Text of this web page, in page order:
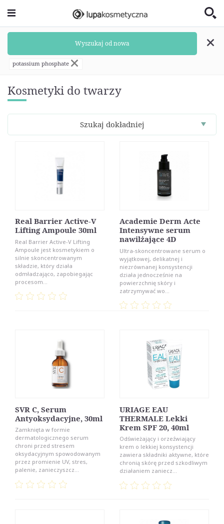
Kosmetyki do twarzy
Wyszukaj od nowa
potassium phosphate
Szukaj dokładniej
Real Barrier Active-V
Lifting Ampoule 30ml
Real Barrier Active-V Lifting
Ampoule jest kosmetykiem o
silnie skoncentrowanym
składzie, który działa
odmładzająco, zapobiegając
procesom...
Academie Derm Acte
Intensywne serum
nawilżające 4D
Ultra-skoncentrowane serum o
wyjątkowej, delikatnej i
niezrównanej konsystencji
działa jednocześnie na
powierzchnię skóry i
zatrzymywać wo...
SVR C, Serum
Antyoksydacyjne, 30ml
Zamknięta w formie
dermatologicznego serum
chroni przed stresem
oksydacyjnym spowodowanym
przez promienie UV, stres,
palenie, zanieczyszcz...
URIAGE EAU
THERMALE Lekki
Krem SPF 20, 40ml
Odświeżający i orzeźwiający
krem o lekkiej konsystencji
zawiera składniki aktywne, które
chronią skórę przed szkodliwym
działaniem zaniecz...